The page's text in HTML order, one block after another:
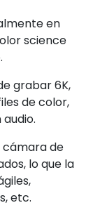
en
science
grabar 6K,
de color,
audio.
cámara de
lo que la
etc.